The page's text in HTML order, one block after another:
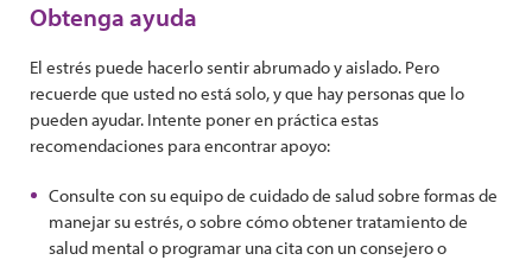
Obtenga ayuda
El estrés puede hacerlo sentir abrumado y aislado. Pero
recuerde que usted no está solo, y que hay personas que lo
pueden ayudar. Intente poner en práctica estas
recomendaciones para encontrar apoyo:
Consulte con su equipo de cuidado de salud sobre formas de
manejar su estrés, o sobre cómo obtener tratamiento de
salud mental o programar una cita con un consejero o